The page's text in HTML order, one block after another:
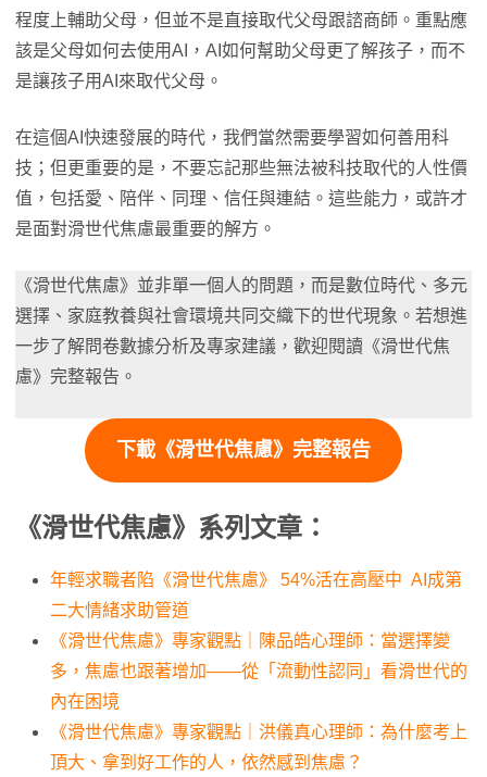
程度上輔助父母，但並不是直接取代父母跟諮商師。重點應
該是父母如何去使用AI，AI如何幫助父母更了解孩子，而不
是讓孩子用AI來取代父母。
在這個AI快速發展的時代，我們當然需要學習如何善用科
技；但更重要的是，不要忘記那些無法被科技取代的人性價
值，包括愛、陪伴、同理、信任與連結。這些能力，或許才
是面對滑世代焦慮最重要的解方。
《滑世代焦慮》並非單一個人的問題，而是數位時代、多元
選擇、家庭教養與社會環境共同交織下的世代現象。若想進
一步了解問卷數據分析及專家建議，歡迎閱讀《滑世代焦
慮》完整報告。
下載《滑世代焦慮》完整報告
《滑世代焦慮》系列文章：
年輕求職者陷《滑世代焦慮》 54%活在高壓中 AI成第
二大情緒求助管道
《滑世代焦慮》專家觀點｜陳品皓心理師：當選擇變
多，焦慮也跟著增加——從「流動性認同」看滑世代的
內在困境
《滑世代焦慮》專家觀點｜洪儀真心理師：為什麼考上
頂大、拿到好工作的人，依然感到焦慮？